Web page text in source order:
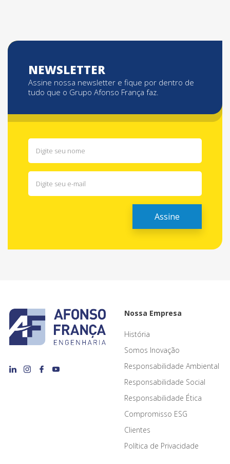
NEWSLETTER
Assine nossa newsletter e fique por dentro de
tudo que o Grupo Afonso França faz.
Nossa Empresa
História
Somos Inovação
Responsabilidade Ambiental
Responsabilidade Social
Responsabilidade Ética
Compromisso ESG
Clientes
Política de Privacidade